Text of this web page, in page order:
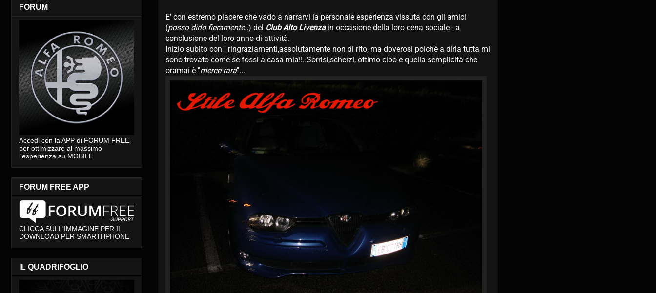
E' con estremo piacere che vado a narrarvi la personale esperienza vissuta con gli amici
(posso dirlo fieramente..) del Club Alto Livenzain occasione della loro cena sociale - a
conclusione del loro anno di attività.
Inizio subito con i ringraziamenti,assolutamente non di rito, ma doverosi poichè a dirla tutta mi
sono trovato come se fossi a casa mia!!..Sorrisi,scherzi, ottimo cibo e quella semplicità che
oramai è "merce rara"...
FORUM
Accedi con la APP di FORUM FREE
per ottimizzare al massimo
l'esperienza su MOBILE
FORUM FREE APP
CLICCA SULL'IMMAGINE PER IL
DOWNLOAD PER SMARTHPHONE
IL QUADRIFOGLIO